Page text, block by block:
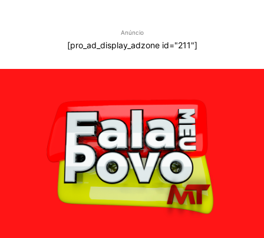
Anúncio
[pro_ad_display_adzone id="211"]